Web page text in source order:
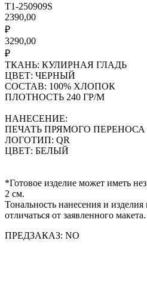
T1-250909S
2390,00
₽
3290,00
₽
ТКАНЬ: КУЛИРНАЯ ГЛАДЬ
ЦВЕТ: ЧЕРНЫЙ
СОСТАВ: 100% ХЛОПОК
ПЛОТНОСТЬ 240 ГР/М
НАНЕСЕНИЕ:
ПЕЧАТЬ ПРЯМОГО ПЕРЕНОСА
ЛОГОТИП: QR
ЦВЕТ: БЕЛЫЙ
*Готовое изделие может иметь
2 см.
Тональность нанесения и изделия
отличаться от заявленного макета.
ПРЕДЗАКАЗ: NO